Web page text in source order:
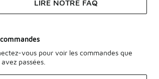
LIRE NOTRE FAQ
vous pour voir les commandes que
passées.